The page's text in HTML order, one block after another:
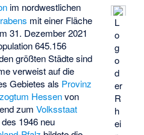
L
o
g
o
d
er
R
h
ei
im nordwestlichen
mit einer Fläche
31. Dezember 2021
645.156
größten Städte sind
verweist auf die
Gebietes als Provinz
Hessenvon
zumVolksstaat
1946 neu